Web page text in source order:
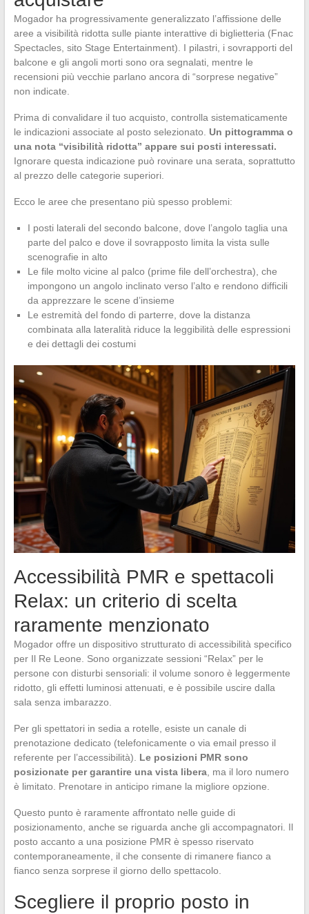
Mogador ha progressivamente generalizzato l’affissione delle
aree a visibilità ridotta sulle piante interattive di biglietteria (Fnac
Spectacles, sito Stage Entertainment). I pilastri, i sovrapporti del
balcone e gli angoli morti sono ora segnalati, mentre le
recensioni più vecchie parlano ancora di “sorprese negative”
non indicate.
Prima di convalidare il tuo acquisto, controlla sistematicamente
le indicazioni associate al posto selezionato. Un pittogramma o
una nota “visibilità ridotta” appare sui posti interessati.
Ignorare questa indicazione può rovinare una serata, soprattutto
al prezzo delle categorie superiori.
Ecco le aree che presentano più spesso problemi:
I posti laterali del secondo balcone, dove l’angolo taglia una
parte del palco e dove il sovrapposto limita la vista sulle
scenografie in alto
Le file molto vicine al palco (prime file dell’orchestra), che
impongono un angolo inclinato verso l’alto e rendono difficili
da apprezzare le scene d’insieme
Le estremità del fondo di parterre, dove la distanza
combinata alla lateralità riduce la leggibilità delle espressioni
e dei dettagli dei costumi
Accessibilità PMR e spettacoli
Relax: un criterio di scelta
raramente menzionato
Mogador offre un dispositivo strutturato di accessibilità specifico
per Il Re Leone. Sono organizzate sessioni “Relax” per le
persone con disturbi sensoriali: il volume sonoro è leggermente
ridotto, gli effetti luminosi attenuati, e è possibile uscire dalla
sala senza imbarazzo.
Per gli spettatori in sedia a rotelle, esiste un canale di
prenotazione dedicato (telefonicamente o via email presso il
referente per l’accessibilità). Le posizioni PMR sono
posizionate per garantire una vista libera, ma il loro numero
è limitato. Prenotare in anticipo rimane la migliore opzione.
Questo punto è raramente affrontato nelle guide di
posizionamento, anche se riguarda anche gli accompagnatori. Il
posto accanto a una posizione PMR è spesso riservato
contemporaneamente, il che consente di rimanere fianco a
fianco senza sorprese il giorno dello spettacolo.
Scegliere il proprio posto in